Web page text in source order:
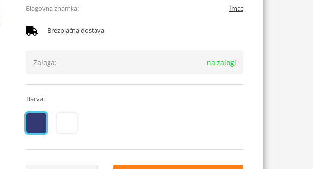
Blagovna znamka: Imac
Brezplačna dostava
Zaloga: na zalogi
Barva: